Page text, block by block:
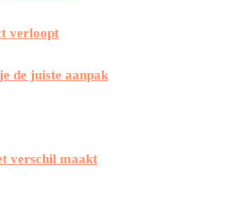
verloopt
de juiste aanpak
verschil maakt